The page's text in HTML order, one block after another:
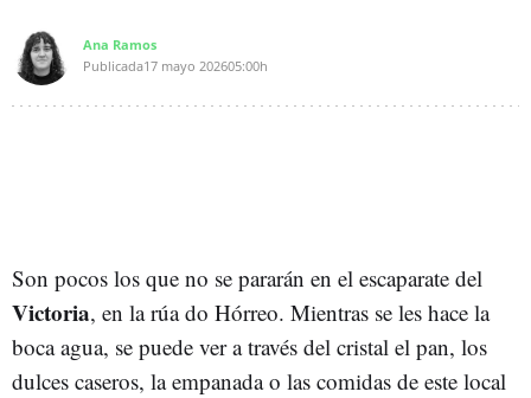
Ana Ramos
Publicada17 mayo 202605:00h
Son pocos los que no se pararán en el escaparate del
Victoria, en la rúa do Hórreo. Mientras se les hace la
boca agua, se puede ver a través del cristal el pan, los
dulces caseros, la empanada o las comidas de este local